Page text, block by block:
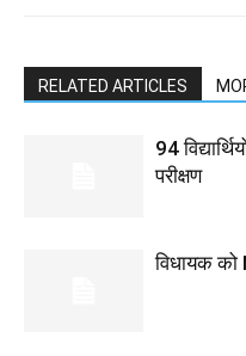
RELATED ARTICLES
94
परीक्षण
विधायक को